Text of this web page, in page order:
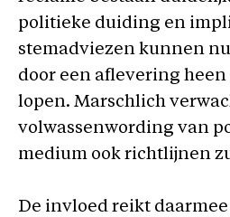
politieke duiding en
stemadviezen kunnen
door een aflevering heen
lopen. Marschlich
volwassenwording van
medium ook richtlijnen
De invloed reikt